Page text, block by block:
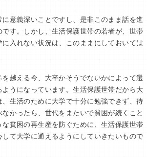
意義深いことですし、是非このまま話を進
す。しかし、生活保護世帯の若者が、世帯
入れない状況は、このままにしておいては
越える今、大卒かそうでないかによって選
うになっています。生活保護世帯だから大
生活のために大学で十分に勉強できず、待
かったら、世代をまたいで貧困が続くこと
貧困の再生産を防ぐために、生活保護世帯
て大学に通えるようにしていきたいもので